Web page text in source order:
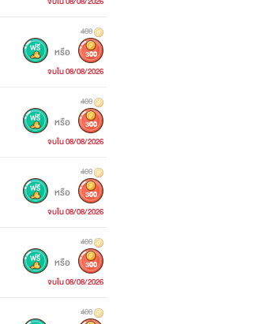
400
หรือ 300
จบใน 08/08/2026
400
หรือ 300
จบใน 08/08/2026
400
หรือ 300
จบใน 08/08/2026
400
หรือ 300
จบใน 08/08/2026
400